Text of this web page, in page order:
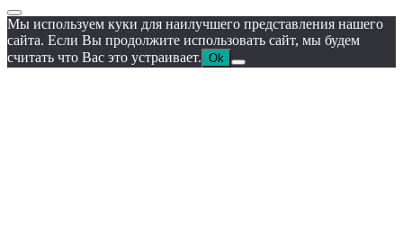
Мы используем куки для наилучшего представления нашего
сайта. Если Вы продолжите использовать сайт, мы будем
считать что Вас это устраивает. Ok